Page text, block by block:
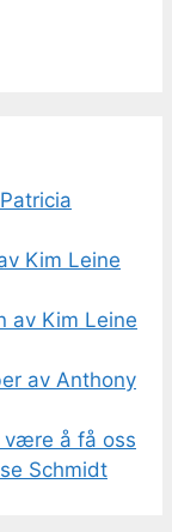
Kim Leine
av Kim Leine
av Anthony
være å få oss
Schmidt